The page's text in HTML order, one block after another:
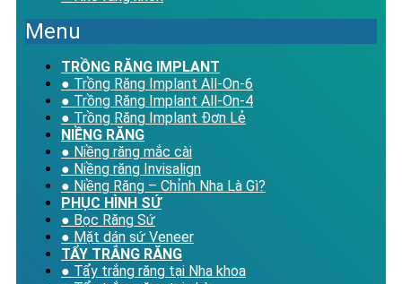
Menu
TRỒNG RĂNG IMPLANT
● Trồng Răng Implant All-On-6
● Trồng Răng Implant All-On-4
● Trồng Răng Implant Đơn Lẻ
NIỀNG RĂNG
● Niềng răng mắc cài
● Niềng răng Invisalign
● Niềng Răng – Chỉnh Nha Là Gì?
PHỤC HÌNH SỨ
● Bọc Răng Sứ
● Mặt dán sứ Veneer
TẨY TRẮNG RĂNG
● Tẩy trắng răng tại Nha khoa